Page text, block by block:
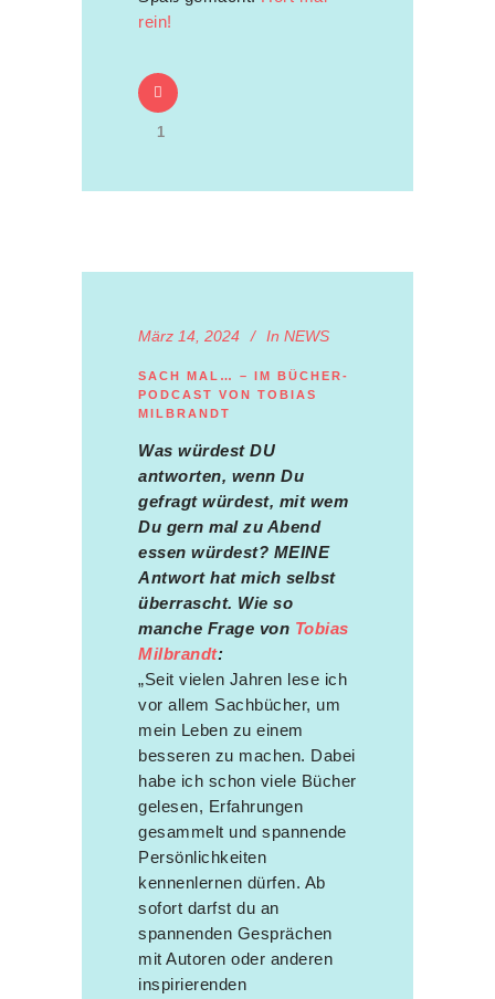
rein!
1
März 14, 2024 In NEWS
SACH MAL… – IM BÜCHER-
PODCAST VON TOBIAS
MILBRANDT
Was würdest DU
antworten, wenn Du
gefragt würdest, mit wem
Du gern mal zu Abend
essen würdest? MEINE
Antwort hat mich selbst
überrascht. Wie so
manche Frage von Tobias
Milbrandt:
„Seit vielen Jahren lese ich
vor allem Sachbücher, um
mein Leben zu einem
besseren zu machen. Dabei
habe ich schon viele Bücher
gelesen, Erfahrungen
gesammelt und spannende
Persönlichkeiten
kennenlernen dürfen. Ab
sofort darfst du an
spannenden Gesprächen
mit Autoren oder anderen
inspirierenden